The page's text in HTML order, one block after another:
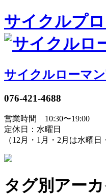
サイクルプ
サイクルローマ
076-421-4688
営業時間 10:30〜19:00
定休日：水曜日
（12月・1月・2月は水曜日
タグ別アー